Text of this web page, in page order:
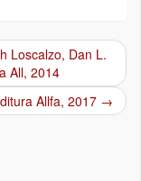
Loscalzo, Dan L.
All, 2014
Allfa, 2017 →